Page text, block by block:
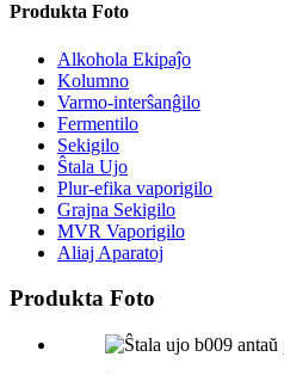
Produkta Foto
Alkohola Ekipaĵo
Kolumno
Varmo-interŝanĝilo
Fermentilo
Sekigilo
Ŝtala Ujo
Plur-efika vaporigilo
Grajna Sekigilo
MVR Vaporigilo
Aliaj Aparatoj
Produkta Foto